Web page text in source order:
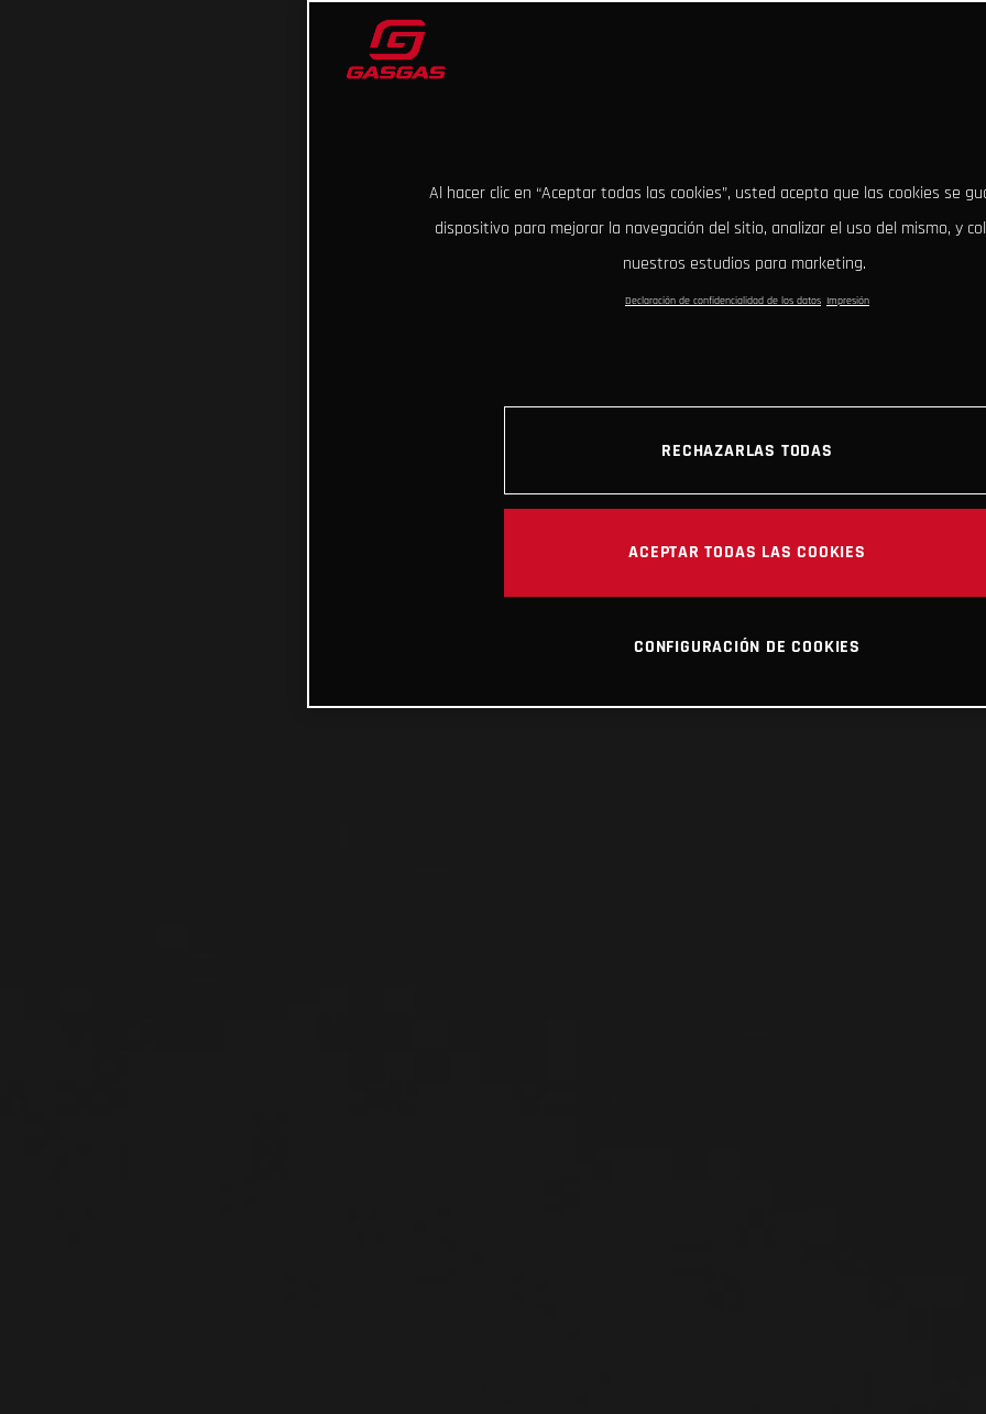
Al hacer clic en “Aceptar todas las cookies”, usted acepta que las cookies se
dispositivo para mejorar la navegación del sitio, analizar el uso del mismo, y
nuestros estudios para marketing.
Declaración de confidencialidad de los datos Impresión
RECHAZARLAS TODAS
ACEPTAR TODAS LAS COOKIES
CONFIGURACIÓN DE COOKIES